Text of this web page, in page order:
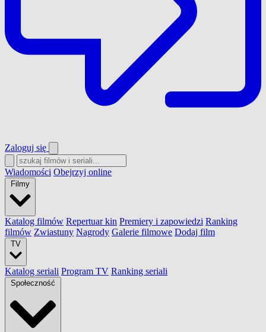
Zaloguj się
Wiadomości Obejrzyj online
Filmy
Katalog filmów Repertuar kin Premiery i zapowiedzi Ranking
filmów Zwiastuny Nagrody Galerie filmowe Dodaj film
TV
Katalog seriali Program TV Ranking seriali
Społeczność